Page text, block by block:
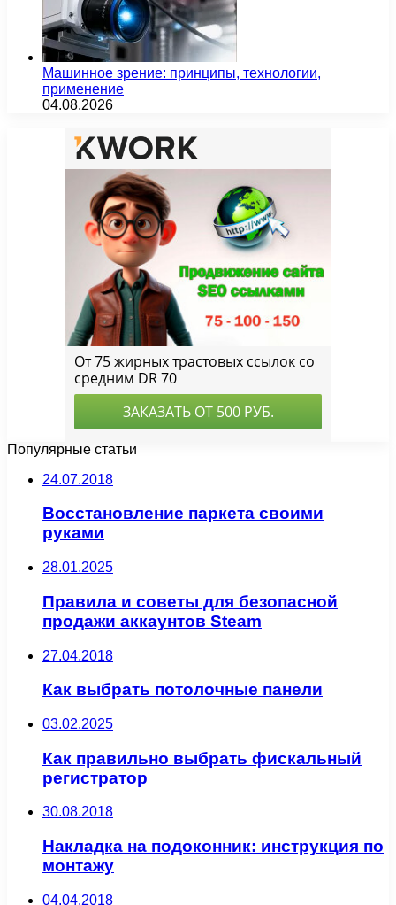
Машинное зрение: принципы, технологии,
применение
04.08.2026
Популярные статьи
24.07.2018
Восстановление паркета своими
руками
28.01.2025
Правила и советы для безопасной
продажи аккаунтов Steam
27.04.2018
Как выбрать потолочные панели
03.02.2025
Как правильно выбрать фискальный
регистратор
30.08.2018
Накладка на подоконник: инструкция по
монтажу
04.04.2018